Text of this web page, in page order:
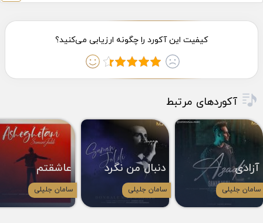
آکوردهای مرتبط
آزادی
سامان جلیلی
دنبال من نگرد
سامان جلیلی
عاشقتم
سامان جلیلی